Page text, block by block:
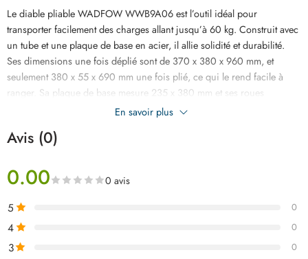
Le diable pliable WADFOW WWB9A06 est l’outil idéal pour
transporter facilement des charges allant jusqu’à 60 kg. Construit avec
un tube et une plaque de base en acier, il allie solidité et durabilité.
Ses dimensions une fois déplié sont de 370 x 380 x 960 mm, et
seulement 380 x 55 x 690 mm une fois plié, ce qui le rend facile à
ranger. Sa plaque de base mesure 235 x 380 mm et ses roues
silencieuses de 135 mm (en PP et plastique TPR) assurent un
charge. Sa conception compacte en fait un allié pratique au quotidien.
En savoir plus
Avis (0)
0.00 0 avis
5 0
4 0
3 0